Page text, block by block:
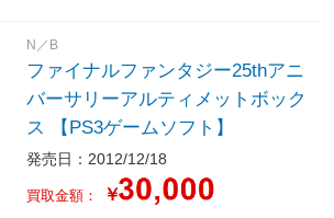
N／B
ファイナルファンタジー25thアニ
バーサリーアルティメットボック
ス 【PS3ゲームソフト】
発売日：2012/12/18
買取金額： ￥